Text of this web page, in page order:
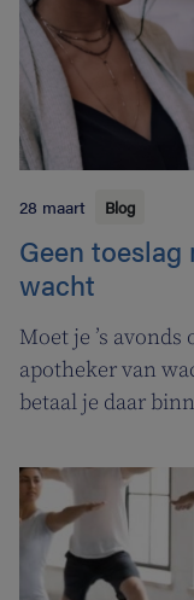
28 maart Blog
Geen
wacht
Moet je ’s
apotheker van
betaal je daar
apothekers van